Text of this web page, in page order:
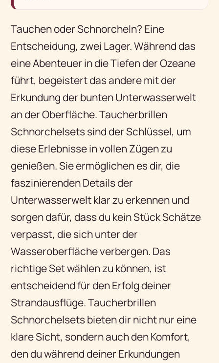
Tauchen oder Schnorcheln? Eine
Entscheidung, zwei Lager. Während das
eine Abenteuer in die Tiefen der Ozeane
führt, begeistert das andere mit der
Erkundung der bunten Unterwasserwelt
an der Oberfläche. Taucherbrillen
Schnorchelsets sind der Schlüssel, um
diese Erlebnisse in vollen Zügen zu
genießen. Sie ermöglichen es dir, die
faszinierenden Details der
Unterwasserwelt klar zu erkennen und
sorgen dafür, dass du kein Stück Schätze
verpasst, die sich unter der
Wasseroberfläche verbergen. Das
richtige Set wählen zu können, ist
entscheidend für den Erfolg deiner
Strandausflüge. Taucherbrillen
Schnorchelsets bieten dir nicht nur eine
klare Sicht, sondern auch den Komfort,
den du während deiner Erkundungen